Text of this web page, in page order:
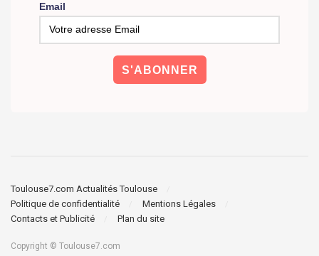
Email
Toulouse7.com Actualités Toulouse
Politique de confidentialité
Mentions Légales
Contacts et Publicité
Plan du site
Copyright © Toulouse7.com